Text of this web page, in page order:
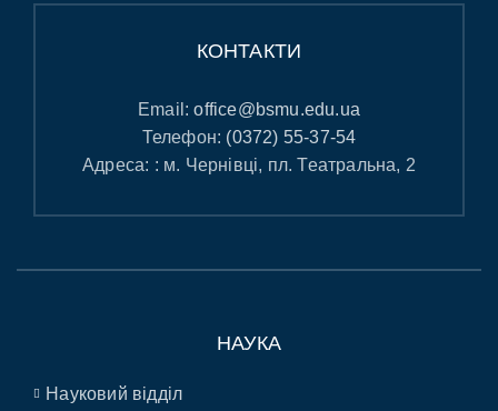
КОНТАКТИ
Email:office@bsmu.edu.ua
Телефон: (0372) 55-37-54
Адреса: : м. Чернівці, пл. Театральна, 2
НАУКА
Науковий відділ